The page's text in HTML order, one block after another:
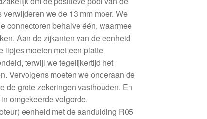
we de 13 mm moer. We
connectoren behalve één, waarmee
Aan de zijkanten van de eenheid
lipjes moeten met een platte
terwijl we tegelijkertijd het
Vervolgens moeten we onderaan de
de grote zekeringen vasthouden. En
omgekeerde volgorde.
eenheid met de aanduiding R05